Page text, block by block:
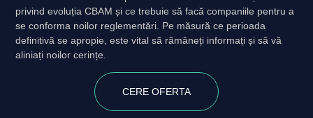
privind evoluția CBAM și ce trebuie să facă companiile pentru a
se conforma noilor reglementări. Pe măsură ce perioada
definitivă se apropie, este vital să rămâneți informați și să vă
aliniați noilor cerințe.
CERE OFERTA